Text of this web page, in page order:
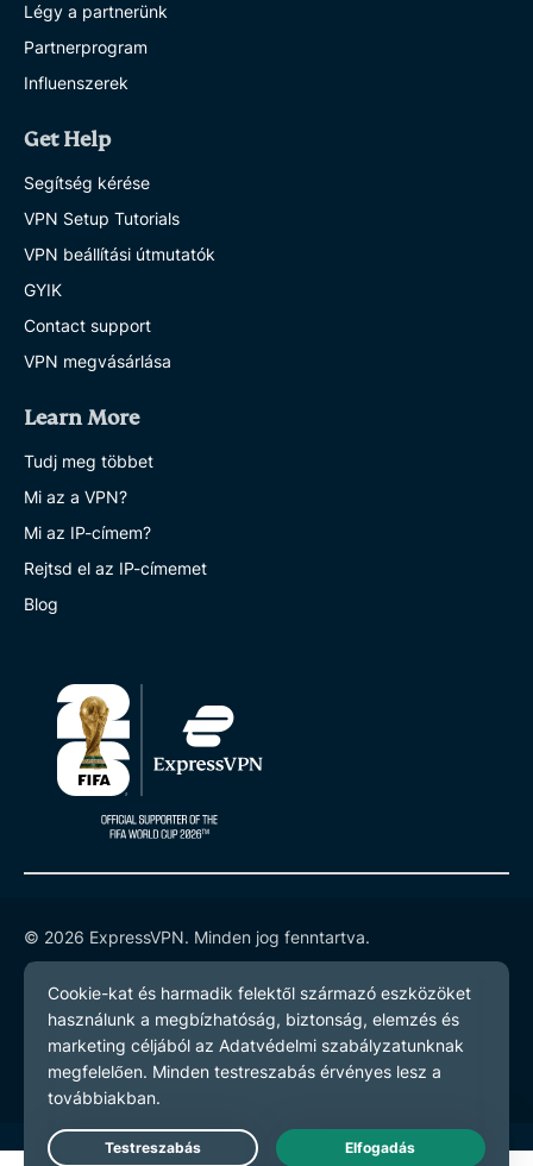
Légy a partnerünk
Partnerprogram
Influenszerek
Get Help
Segítség kérése
VPN Setup Tutorials
VPN beállítási útmutatók
GYIK
Contact support
VPN megvásárlása
Learn More
Tudj meg többet
Mi az a VPN?
Mi az IP-címem?
Rejtsd el az IP-címemet
Blog
© 2026 ExpressVPN. Minden jog fenntartva.
Adatvédelmi szabályzatot
Szerződési feltételeket
Cookie preferenciák